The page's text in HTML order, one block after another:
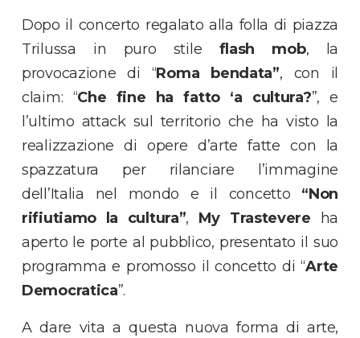
Dopo il concerto regalato alla folla di piazza
Trilussa in puro stile flash mob, la
provocazione di “Roma bendata”, con il
claim: “Che fine ha fatto ‘a cultura?”, e
l’ultimo attack sul territorio che ha visto la
realizzazione di opere d’arte fatte con la
spazzatura per rilanciare l’immagine
dell’Italia nel mondo e il concetto “Non
rifiutiamo la cultura”, My Trastevere ha
aperto le porte al pubblico, presentato il suo
programma e promosso il concetto di “Arte
Democratica”.
A dare vita a questa nuova forma di arte,